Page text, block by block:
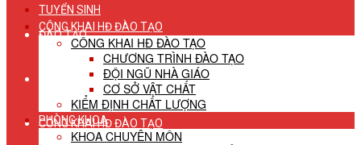
ĐÀO TẠO
TUYỂN SINH
CÔNG KHAI HĐ ĐÀO TẠO
TUYỂN SINH
CÔNG KHAI HĐ ĐÀO TẠO
CÔNG KHAI HĐ ĐÀO TẠO
CHƯƠNG TRÌNH ĐÀO TẠO
ĐỘI NGŨ NHÀ GIÁO
CƠ SỞ VẬT CHẤT
KIỂM ĐỊNH CHẤT LƯỢNG
PHÒNG KHOA
KHOA CHUYÊN MÔN